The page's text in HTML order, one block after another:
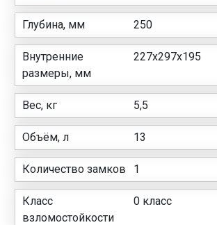
Глубина, мм 250
Внутренние
размеры, мм
227x297x195
Вес, кг 5,5
Объём, л 13
Количество замков 1
Класс
взломостойкости
0 класс